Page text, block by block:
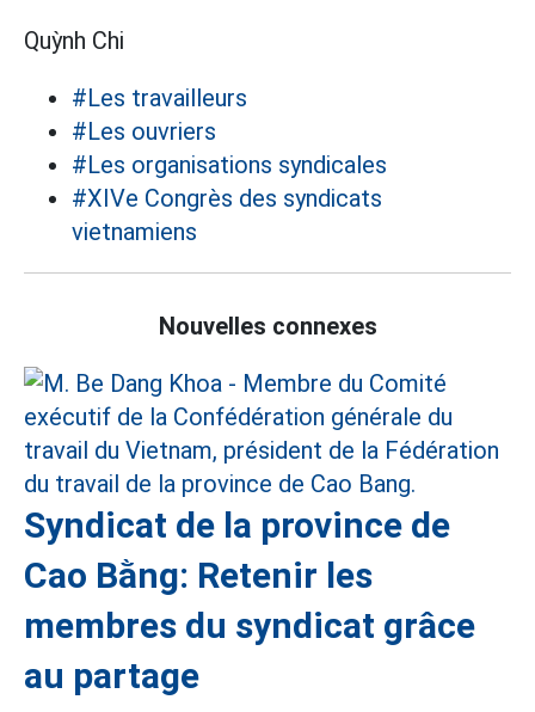
Quỳnh Chi
#Les travailleurs
#Les ouvriers
#Les organisations syndicales
#XIVe Congrès des syndicats
vietnamiens
Nouvelles connexes
Syndicat de la province de
Cao Bằng: Retenir les
membres du syndicat grâce
au partage